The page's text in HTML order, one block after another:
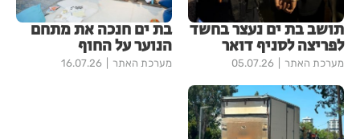
תושב בת ים נעצר בחשד
לפריצה לסניף דואר
מערכת האתר 05.07.26
בת ים חנכה את מתחם
הנוער על החוף
מערכת האתר 16.07.26